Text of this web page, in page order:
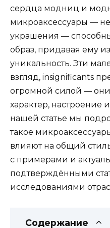
сердца модниц и
микроаксессуары —
украшения —
образ, придавая ему
уникальность. Эти
взгляд, insignificants
огромной силой —
характер, настроение
нашей статье мы
такое
влияют на общий
с примерами и
подтверждёнными
исследованиями
Содержание